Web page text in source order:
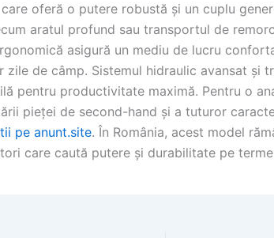
oferă o putere robustă și un cuplu
aratul profund sau transportul de
asigură un mediu de lucru
zile de câmp. Sistemul hidraulic avansat și
pentru productivitate maximă. Pentru o
pieței de second-hand și a tuturor
pe anunt.site. În România, acest model
care caută putere și durabilitate pe